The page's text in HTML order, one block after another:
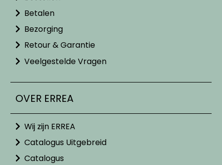
Betalen
Bezorging
Retour & Garantie
Veelgestelde Vragen
OVER ERREA
Wij zijn ERREA
Catalogus Uitgebreid
Catalogus